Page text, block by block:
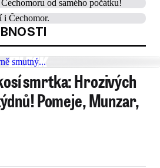
smrtka: Hrozivých
Pomeje, Munzar,